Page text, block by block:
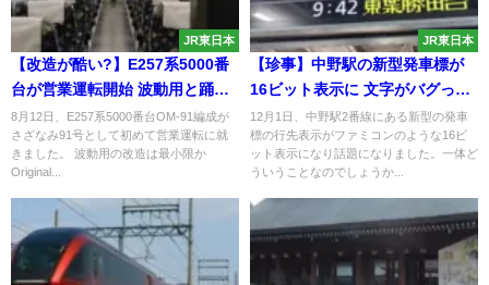
JR東日本
【改造が酷い?】E257系5000番
台が営業運転開始 波動用と踊り
子用の違いは?
8月12日、E257系5000番台OM-91編成が
さざなみ91号として初めて営業運転に就
きました。 波動用の改造は最小限か
Original...
JR東日本
【珍事】中野駅の新型発車標が
16ビット表示に 文字がバグって
るように見える｢戸塚現象｣とは?
12月1日、中野駅2番線にある新型の発車
標の行先表示がファミコンのような16ビ
ット表示になり話題になりました。一体ど
ういうことなのでしょうか...